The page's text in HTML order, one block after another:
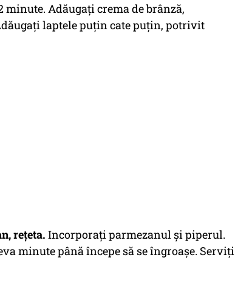
Adăugaţi crema de brânză,
laptele puţin cate puţin, potrivit
rețeta. Incorporaţi parmezanul şi piperul.
minute până începe să se îngroaşe. Serviţi